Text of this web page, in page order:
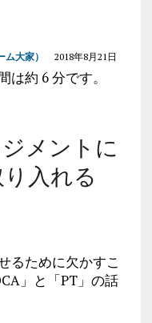
大家） 2018年8月21日
約 6 分です。
メントに
り入れる
るために欠かすこ
」と「PT」の話